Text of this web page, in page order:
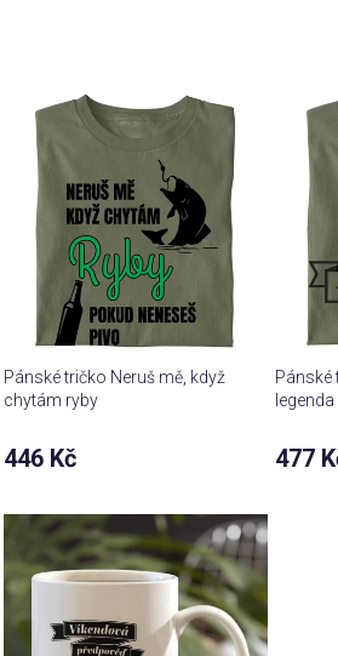
Pánské tričko Neruš mě, když
chytám ryby
446 Kč
Pánské
477